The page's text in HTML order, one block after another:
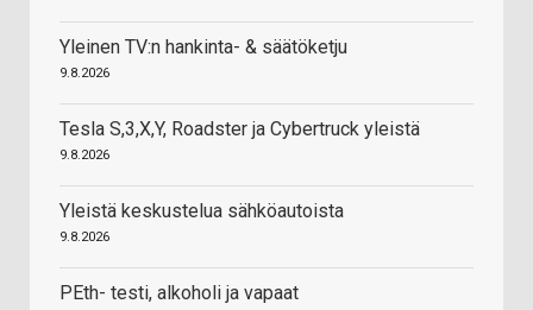
Yleinen TV:n hankinta- & säätöketju
9.8.2026
Tesla S,3,X,Y, Roadster ja Cybertruck yleistä
9.8.2026
Yleistä keskustelua sähköautoista
9.8.2026
PEth- testi, alkoholi ja vapaat